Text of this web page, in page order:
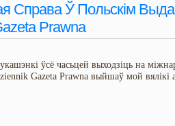
Справа Ў Польскім
Prawna
ўсё часьцей выходзіць на
Gazeta Prawna выйшаў мой вялікі